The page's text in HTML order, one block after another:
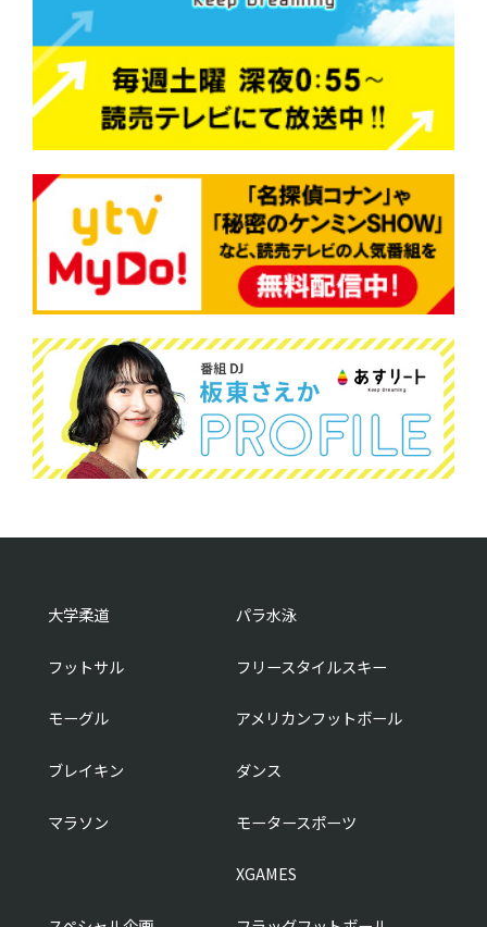
大学柔道 パラ水泳
フットサル フリースタイルスキー
モーグル アメリカンフットボール
ブレイキン ダンス
マラソン モータースポーツ
XGAMES